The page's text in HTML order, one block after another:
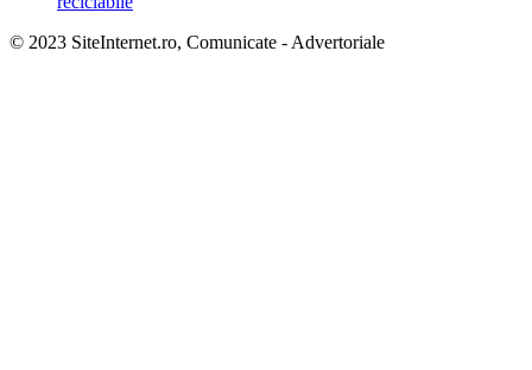
© 2023 SiteInternet.ro, Comunicate - Advertoriale